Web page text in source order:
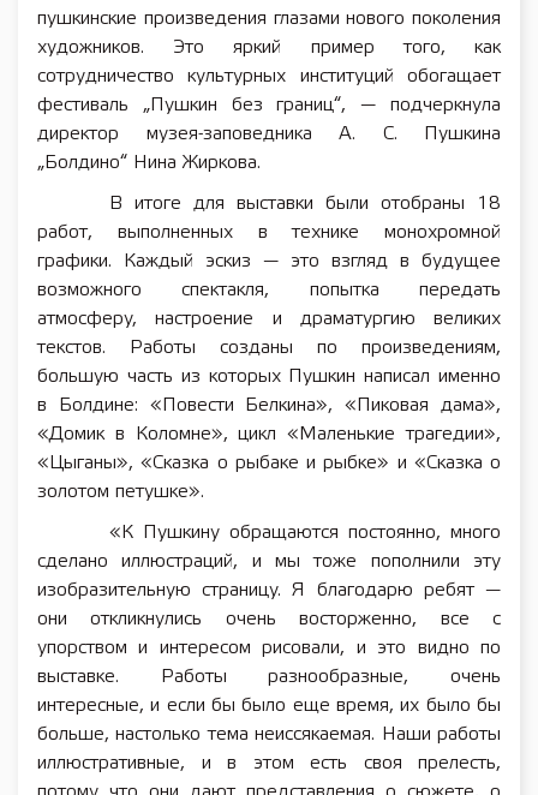
пушкинские произведения глазами нового поколения
художников. Это яркий пример того, как
сотрудничество культурных институций обогащает
фестиваль „Пушкин без границ“, — подчеркнула
директор музея-заповедника А. С. Пушкина
„Болдино“ Нина Жиркова.
В итоге для выставки были отобраны 18
работ, выполненных в технике монохромной
графики. Каждый эскиз — это взгляд в будущее
возможного спектакля, попытка передать
атмосферу, настроение и драматургию великих
текстов. Работы созданы по произведениям,
большую часть из которых Пушкин написал именно
в Болдине: «Повести Белкина», «Пиковая дама»,
«Домик в Коломне», цикл «Маленькие трагедии»,
«Цыганы», «Сказка о рыбаке и рыбке» и «Сказка о
золотом петушке».
«К Пушкину обращаются постоянно, много
сделано иллюстраций, и мы тоже пополнили эту
изобразительную страницу. Я благодарю ребят —
они откликнулись очень восторженно, все с
упорством и интересом рисовали, и это видно по
выставке. Работы разнообразные, очень
интересные, и если бы было еще время, их было бы
больше, настолько тема неиссякаемая. Наши работы
иллюстративные, и в этом есть своя прелесть,